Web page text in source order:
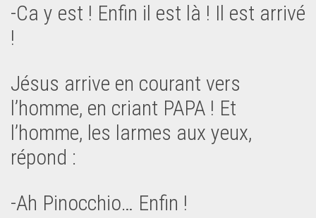
-Ca y est ! Enfin il est là ! Il est arrivé
!
Jésus arrive en courant vers
l’homme, en criant PAPA ! Et
l’homme, les larmes aux yeux,
répond :
-Ah Pinocchio… Enfin !